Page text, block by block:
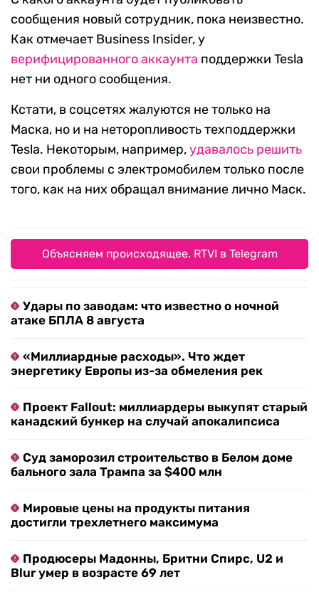
сообщения новый сотрудник, пока неизвестно.
Как отмечает Business Insider, у
верифицированного аккаунта поддержки Tesla
нет ни одного сообщения.
Кстати, в соцсетях жалуются не только на
Маска, но и на неторопливость техподдержки
Tesla. Некоторым, например,удавалось решить
свои проблемы с электромобилем только после
того, как на них обращал внимание лично Маск.
Объясняем происходящее. RTVI в Telegram
Удары по заводам: что известно о ночной
атаке БПЛА 8 августа
«Миллиардные расходы». Что ждет
энергетику Европы из-за обмеления рек
Проект Fallout: миллиардеры выкупят старый
канадский бункер на случай апокалипсиса
Суд заморозил строительство в Белом доме
бального зала Трампа за $400 млн
Мировые цены на продукты питания
достигли трехлетнего максимума
Продюсеры Мадонны, Бритни Спирс, U2 и
Blur умер в возрасте 69 лет